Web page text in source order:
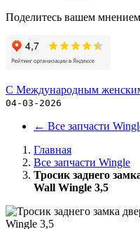
Поделитесь вашем
С Международным
04-03-2026
← Все запчасти
Главная
Все запчасти Wingle
Тросик заднего
Wall Wingle 3,5